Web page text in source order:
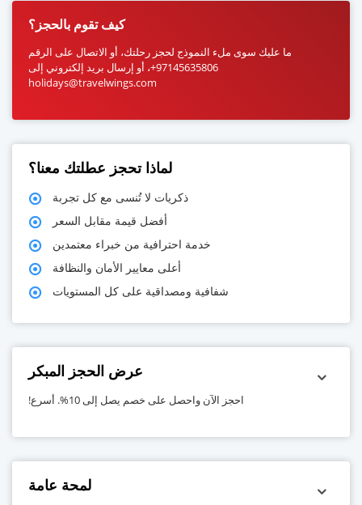
كيف تقوم بالحجز؟
ما عليك سوى ملء النموذج لحجز رحلتك، أو الاتصال على الرقم
97145635806+، أو إرسال بريد إلكتروني إلى
holidays@travelwings.com
لماذا تحجز عطلتك معنا؟
ذكريات لا تُنسى مع كل تجربة
أفضل قيمة مقابل السعر
خدمة احترافية من خبراء معتمدين
أعلى معايير الأمان والنظافة
شفافية ومصداقية على كل المستويات
عرض الحجز المبكر
احجز الآن واحصل على خصم يصل إلى 10%. أسرع!
لمحة عامة